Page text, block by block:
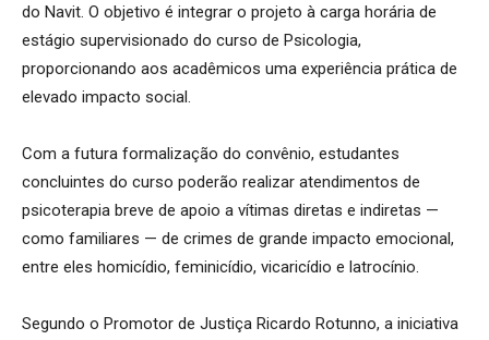
do Navit. O objetivo é integrar o projeto à carga horária de
estágio supervisionado do curso de Psicologia,
proporcionando aos acadêmicos uma experiência prática de
elevado impacto social.
Com a futura formalização do convênio, estudantes
concluintes do curso poderão realizar atendimentos de
psicoterapia breve de apoio a vítimas diretas e indiretas —
como familiares — de crimes de grande impacto emocional,
entre eles homicídio, feminicídio, vicaricídio e latrocínio.
Segundo o Promotor de Justiça Ricardo Rotunno, a iniciativa